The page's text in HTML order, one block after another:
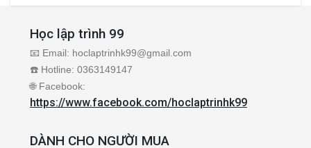
Học lập trình 99
📧 Email: hoclaptrinhk99@gmail.com
☎️ Hotline: 0363149147
🌐 Facebook:
https://www.facebook.com/hoclaptrinhk99
DÀNH CHO NGƯỜI MUA